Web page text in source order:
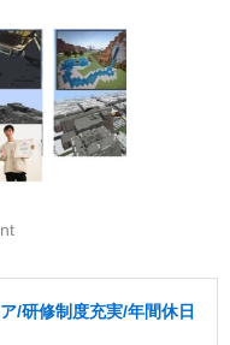
/研修制度充実/年間休日